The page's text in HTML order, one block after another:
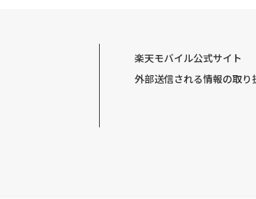
楽天モバイル公式サイト
外部送信される情報の取り